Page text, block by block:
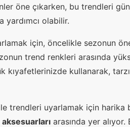
öne çıkarken, bu trendleri
yardımcı olabilir.
için, öncelikle sezonun
trend renkleri arasında
kıyafetlerinizde kullanarak,
trendleri uyarlamak için harika
aksesuarları arasında yer